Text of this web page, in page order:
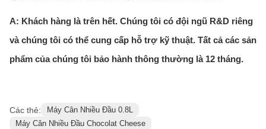
A: Khách hàng là trên hết. Chúng tôi có đội ngũ R&D riêng
và chúng tôi có thể cung cấp hỗ trợ kỹ thuật. Tất cả các sản
phẩm của chúng tôi bảo hành thông thường là 12 tháng.
Các thẻ:
Máy Cân Nhiều Đầu 0.8L
Máy Cân Nhiều Đầu Chocolat Cheese